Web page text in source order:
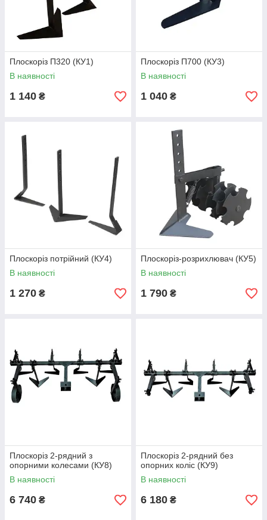
Плоскоріз П320 (КУ1)
В наявності
1 140 ₴
Плоскоріз П700 (КУ3)
В наявності
1 040 ₴
Плоскоріз потрійний (КУ4)
В наявності
1 270 ₴
Плоскоріз-розрихлювач (КУ5)
В наявності
1 790 ₴
Плоскоріз 2-рядний з
опорними колесами (КУ8)
В наявності
6 740 ₴
Плоскоріз 2-рядний без
опорних коліс (КУ9)
В наявності
6 180 ₴